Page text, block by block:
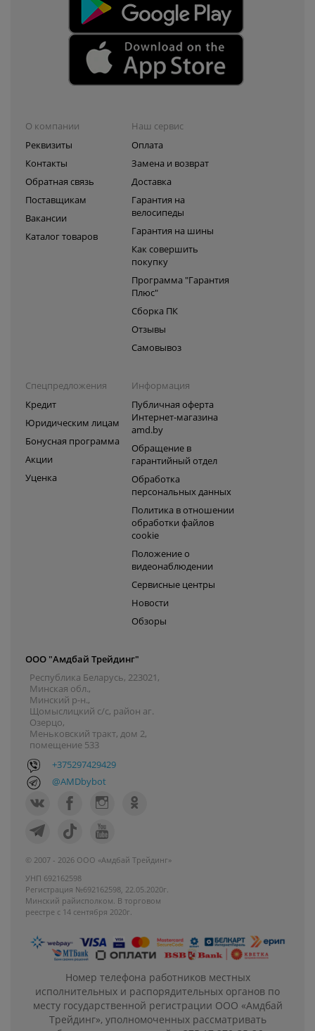
О компании
Реквизиты
Контакты
Обратная связь
Поставщикам
Вакансии
Каталог товаров
Наш сервис
Оплата
Замена и возврат
Доставка
Гарантия на
велосипеды
Гарантия на шины
Как совершить
покупку
Программа "Гарантия
Плюс"
Сборка ПК
Отзывы
Самовывоз
Спецпредложения
Кредит
Юридическим лицам
Бонусная программа
Акции
Уценка
Информация
Публичная оферта
Интернет-магазина
amd.by
Обращение в
гарантийный отдел
Обработка
персональных данных
Политика в отношении
обработки файлов
cookie
Положение о
видеонаблюдении
Сервисные центры
Новости
Обзоры
ООО "Амдбай Трейдинг"
Республика Беларусь, 223021,
Минская обл.,
Минский р-н.,
Щомыслицкий с/с, район аг.
Озерцо,
Меньковский тракт, дом 2,
помещение 533
+375297429429
@AMDbybot
© 2007 - 2026 ООО «Амдбай Трейдинг»
УНП 692162598
Регистрация №692162598, 22.05.2020г.
Минский райисполком. В торговом
реестре с 14 сентября 2020г.
Номер телефона работников местных
исполнительных и распорядительных органов по
месту государственной регистрации ООО «Амдбай
Трейдинг», уполномоченных рассматривать